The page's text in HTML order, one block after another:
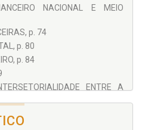
NACIONAL E MEIO
p. 74
p. 80
p. 84
ENTRE A
E COLABORAÇÃO
DA PNMA, p. 96